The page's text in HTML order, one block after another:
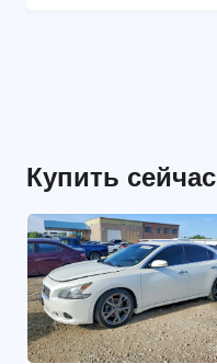
Купить сейчас